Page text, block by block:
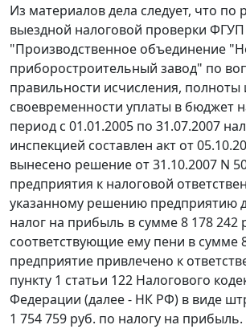
Из материалов дела следует, что по
выездной налоговой проверки ФГУП
"Производственное объединение
приборостроительный завод" по
правильности исчисления, полноты
своевременности уплаты в бюджет
период с 01.01.2005 по 31.07.2007
инспекцией составлен акт от
вынесено решение от 31.10.2007 N
предприятия к налоговой
указанному решению предприятию
налог на прибыль в сумме 8 178 242
соответствующие ему пени в сумме
предприятие привлечено к
пункту 1 статьи 122 Налогового
Федерации (далее - НК РФ) в виде
1 754 759 руб. по налогу на прибыль.